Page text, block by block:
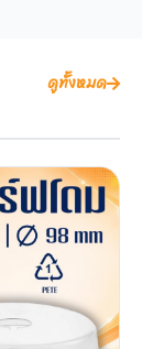
ดูทั้งหมด